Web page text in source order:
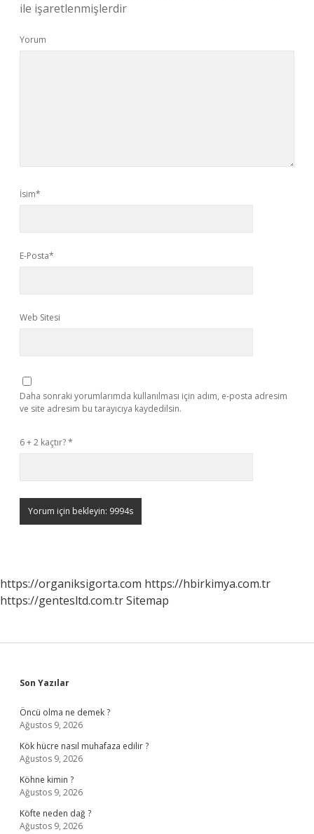
ile işaretlenmişlerdir
Yorum
İsim*
E-Posta*
Web Sitesi
Daha sonraki yorumlarımda kullanılması için adım, e-posta adresim
ve site adresim bu tarayıcıya kaydedilsin.
6 + 2 kaçtır?*
https://organiksigorta.com https://hbirkimya.com.tr
https://gentesltd.com.trSitemap
Sidebar
Son Yazılar
Öncü olma ne demek ?
Ağustos 9, 2026
Kök hücre nasıl muhafaza edilir ?
Ağustos 9, 2026
Köhne kimin ?
Ağustos 9, 2026
Köfte neden dağ ?
Ağustos 9, 2026